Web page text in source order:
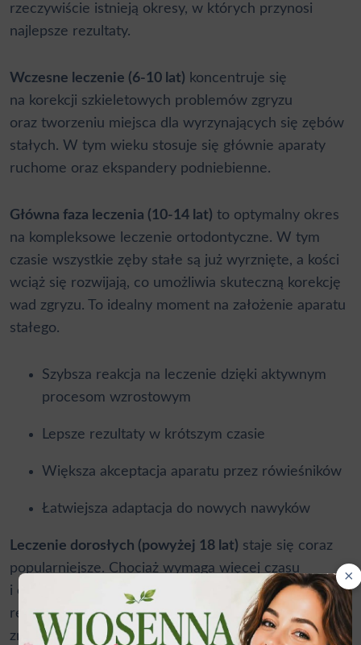
rzeczywiście istnieją okresy, w których przynosi
najlepsze rezultaty.
Wczesne leczenie (6-10 lat) koncentruje się
na korekcji szkieletowych problemów zgryzu
oraz tworzeniu miejsca dla wyrzynających się zębów
stałych. W tym wieku stosuje się głównie aparaty
ruchome oraz ekspandery podniebienne.
Główna faza leczenia (10-14 lat) to optymalny okres
na kompleksowe leczenie ortodontyczne. W tym
czasie wszystkie zęby stałe są już wyrznięte, a kości
wciąż się rozwijają, co umożliwia skuteczną korekcję
wad zgryzu. To idealny moment na założenie aparatu
stałego.
Szybsza reakcja na leczenie dzięki aktywnym
procesom wzrostowym
Lepsze rezultaty w krótszym czasie
Większa akceptacja aparatu przez rówieśników
Łatwiejsza adaptacja do nowych nawyków
Leczenie dorosłych (powyżej 18 lat) staje się coraz
popularniejsze. Chociaż wymaga więcej czasu
i cierpliwości, może przynieść spektakularne
rezultaty. Dorośli pacjenci są zwykle bardziej
zmotywowani i lepiej współpracują podczas terapii.
×